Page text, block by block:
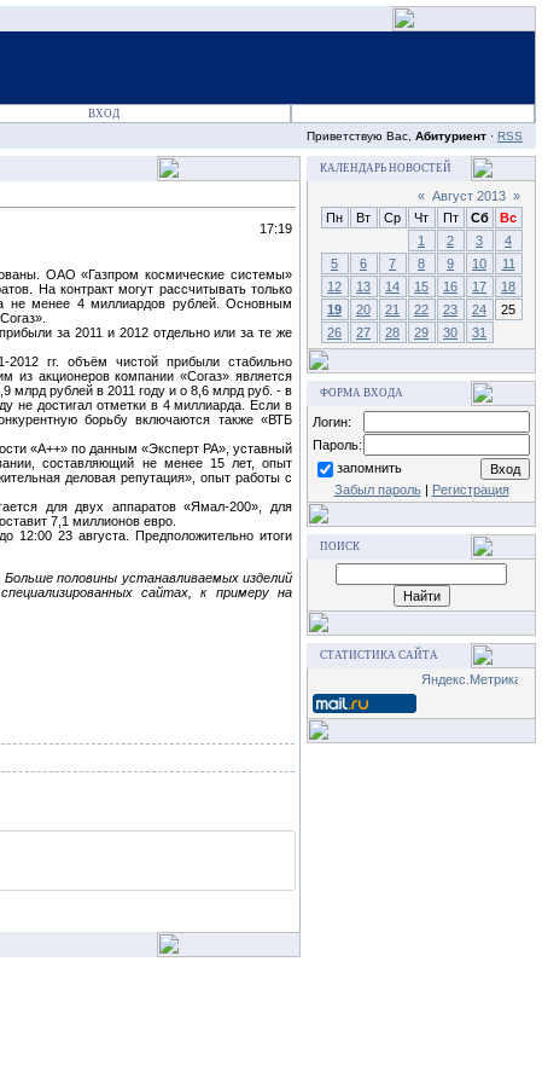
ВХОД
Приветствую Вас, Абитуриент · RSS
17:19
ОАО «Газпром космические системы»
На контракт могут рассчитывать только
не менее 4 миллиардов рублей. Основным
за 2011 и 2012 отдельно или за те же
2012 гг. объём чистой прибыли стабильно
акционеров компании «Согаз» является
млрд рублей в 2011 году и о 8,6 млрд руб. - в
не достигал отметки в 4 миллиарда. Если в
борьбу включаются также «ВТБ
«А++» по данным «Эксперт РА», уставный
составляющий не менее 15 лет, опыт
деловая репутация», опыт работы с
для двух аппаратов «Ямал-200», для
7,1 миллионов евро.
12:00 23 августа. Предположительно итоги
половины устанавливаемых изделий
сайтах, к примеру на
КАЛЕНДАРЬ НОВОСТЕЙ
« Август 2013 »
Пн
Вт Ср Чт Пт Сб
Вс
1
2 3
4
5
6 7 8 9 10
11
12
13 14 15 16 17
18
19
20 21 22 23 24
25
26
27 28 29 30 31
ФОРМА ВХОДА
Логин:
Пароль:
запомнить
Забыл пароль| Регистрация
ПОИСК
СТАТИСТИКА САЙТА